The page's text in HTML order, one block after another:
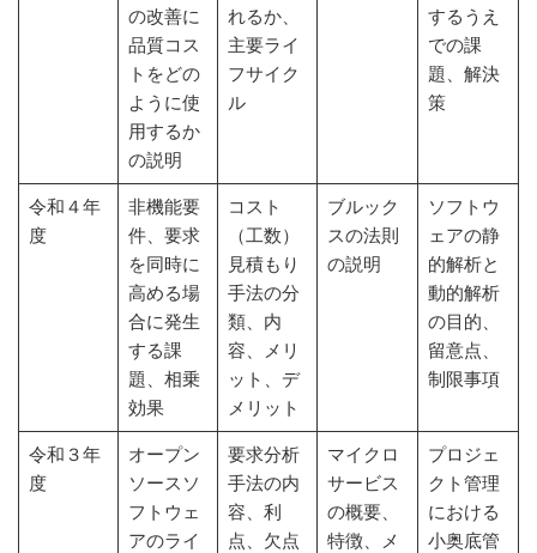
の改善に
品質コス
トをどの
ように使
用するか
の説明
れるか、
主要ライ
フサイク
ル
するうえ
での課
題、解決
策
令和４年
度
非機能要
件、要求
を同時に
高める場
合に発生
する課
題、相乗
効果
コスト
（工数）
見積もり
手法の分
類、内
容、メリ
ット、デ
メリット
ブルック
スの法則
の説明
ソフトウ
ェアの静
的解析と
動的解析
の目的、
留意点、
制限事項
令和３年
度
オープン
ソースソ
フトウェ
アのライ
要求分析
手法の内
容、利
点、欠点
マイクロ
サービス
の概要、
特徴、メ
プロジェ
クト管理
における
小奥底管